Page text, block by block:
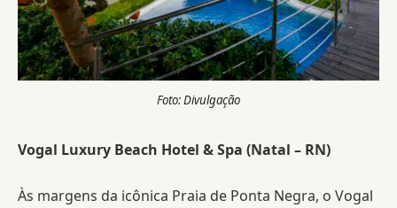
Foto: Divulgação
Vogal Luxury Beach Hotel & Spa (Natal – RN)
Às margens da icônica Praia de Ponta Negra, o Vogal